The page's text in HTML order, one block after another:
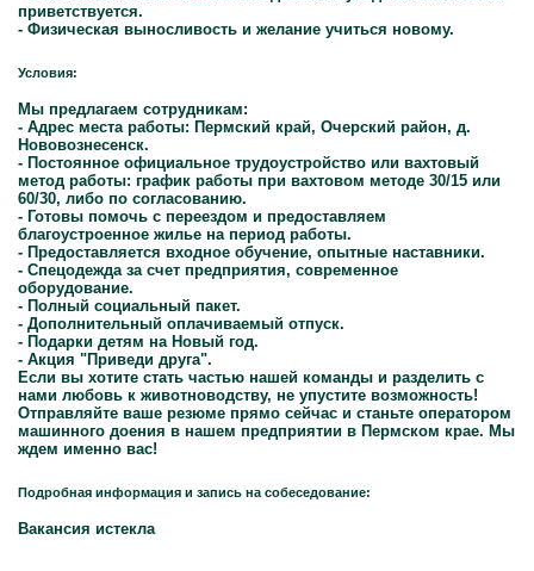
приветствуется.
- Физическая выносливость и желание учиться новому.
Условия:
Мы предлагаем сотрудникам:
- Адрес места работы: Пермский край, Очерский район, д.
Нововознесенск.
- Постоянное официальное трудоустройство или вахтовый
метод работы: график работы при вахтовом методе 30/15 или
60/30, либо по согласованию.
- Готовы помочь с переездом и предоставляем
благоустроенное жилье на период работы.
- Предоставляется входное обучение, опытные наставники.
- Спецодежда за счет предприятия, современное
оборудование.
- Полный социальный пакет.
- Дополнительный оплачиваемый отпуск.
- Подарки детям на Новый год.
- Акция "Приведи друга".
Если вы хотите стать частью нашей команды и разделить с
нами любовь к животноводству, не упустите возможность!
Отправляйте ваше резюме прямо сейчас и станьте оператором
машинного доения в нашем предприятии в Пермском крае. Мы
ждем именно вас!
Подробная информация и запись на собеседование:
Вакансия истекла